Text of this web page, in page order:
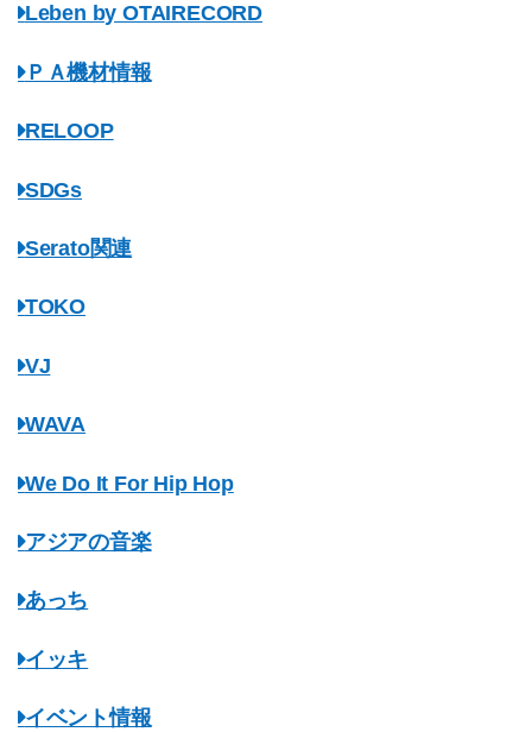
Leben by OTAIRECORD
ＰＡ機材情報
RELOOP
SDGs
Serato関連
TOKO
VJ
WAVA
We Do It For Hip Hop
アジアの音楽
あっち
イッキ
イベント情報